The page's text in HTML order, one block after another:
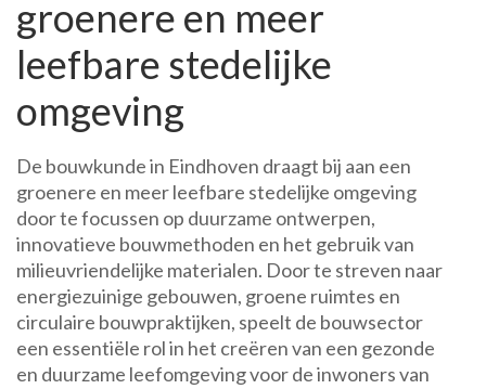
groenere en meer
leefbare stedelijke
omgeving
De bouwkunde in Eindhoven draagt bij aan een
groenere en meer leefbare stedelijke omgeving
door te focussen op duurzame ontwerpen,
innovatieve bouwmethoden en het gebruik van
milieuvriendelijke materialen. Door te streven naar
energiezuinige gebouwen, groene ruimtes en
circulaire bouwpraktijken, speelt de bouwsector
een essentiële rol in het creëren van een gezonde
en duurzame leefomgeving voor de inwoners van